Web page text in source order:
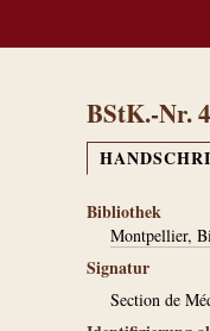
BStK.-Nr.
Bibliothek
Montpellier,
Signatur
Section de